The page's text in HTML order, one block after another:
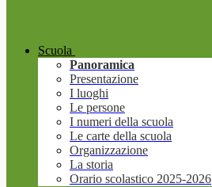
Scuola
Panoramica
Presentazione
I luoghi
Le persone
I numeri della scuola
Le carte della scuola
Organizzazione
La storia
Orario scolastico 2025-2026